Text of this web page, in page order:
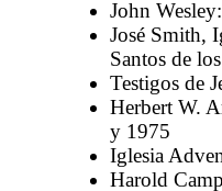
John
José Smith,
Santos de
Testigos de
Herbert W.
y 1975
Iglesia
Harold